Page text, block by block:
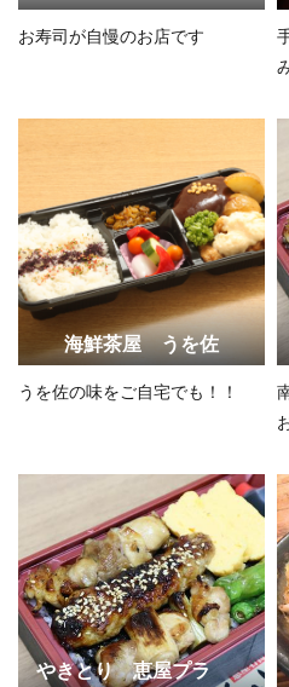
お寿司が自慢のお店です
海鮮茶屋 うを佐
うを佐の味をご自宅でも！！
やきとり 恵屋プラ